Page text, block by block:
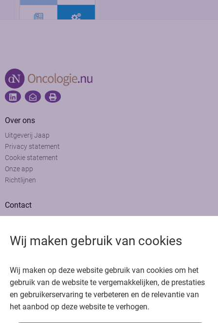
Wij maken gebruik van cookies
Wij maken op deze website gebruik van cookies om het
gebruik van de website te vergemakkelijken, de prestaties
en gebruikerservaring te verbeteren en de relevantie van
het aanbod op deze website te verhogen.
Bedankt voor het bezoeken van Oncologie.nu
Krijg gratis toegang in 30 seconden of log in om verder te gaan
Over ons
Uitgeverij Jaap
Privacy statement
Cookie statement
Onze app
Richtlijnen
Contact
Adverteren
Copyright © 2026. Uitgeverij Jaap. Alle rechten voorbehouden.